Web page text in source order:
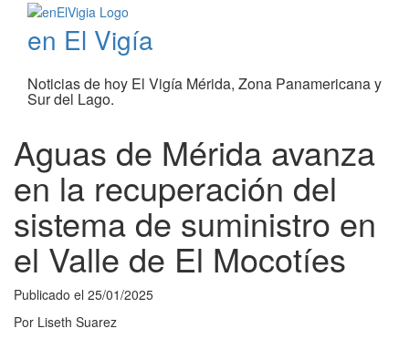
en El Vigía
Noticias de hoy El Vigía Mérida, Zona Panamericana y
Sur del Lago.
Aguas de Mérida avanza
en la recuperación del
sistema de suministro en
el Valle de El Mocotíes
Publicado el 25/01/2025
Por Liseth Suarez